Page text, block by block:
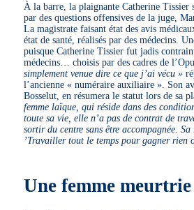
À la barre, la plaignante Catherine Tissier
par des questions offensives de la juge,
La magistrate faisant état des avis
état de santé, réalisés par des médecins.
puisque Catherine Tissier fut jadis
médecins… choisis par des cadres de
simplement venue dire ce que j’ai vécu »
l’ancienne « numéraire auxiliaire ». Son
Bosselut, en résumera le statut lors de sa
femme laïque, qui réside dans des
toute sa vie, elle n’a pas de contrat de
sortir du centre sans être accompagnée.
’Travailler tout le temps pour gagner rien
Une femme meurtrie